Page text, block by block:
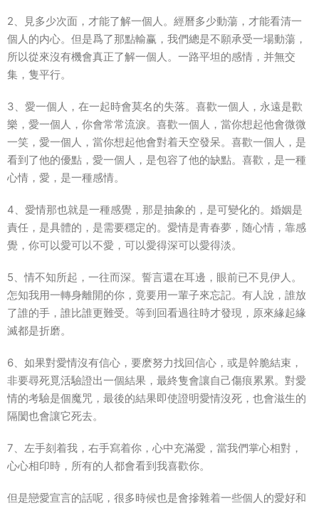
2、見多少次面，才能了解一個人。經曆多少動蕩，才能看清一
個人的内心。但是爲了那點輸赢，我們總是不願承受一場動蕩，
所以從來沒有機會真正了解一個人。一路平坦的感情，并無交
集，隻平行。
3、愛一個人，在一起時會莫名的失落。喜歡一個人，永遠是歡
樂，愛一個人，你會常常流淚。喜歡一個人，當你想起他會微微
一笑，愛一個人，當你想起他會對着天空發呆。喜歡一個人，是
看到了他的優點，愛一個人，是包容了他的缺點。喜歡，是一種
心情，愛，是一種感情。
4、愛情那也就是一種感覺，那是抽象的，是可變化的。婚姻是
責任，是具體的，是需要穩定的。愛情是青春夢，随心情，靠感
覺，你可以愛可以不愛，可以愛得深可以愛得淡。
5、情不知所起，一往而深。誓言還在耳邊，眼前已不見伊人。
怎知我用一轉身離開的你，竟要用一輩子來忘記。有人說，誰放
了誰的手，誰比誰更難受。等到回看過往時才發現，原來緣起緣
滅都是折磨。
6、如果對愛情沒有信心，要麽努力找回信心，或是幹脆結束，
非要尋死覓活驗證出一個結果，最終隻會讓自己傷痕累累。對愛
情的考驗是個魔咒，最後的結果即使證明愛情沒死，也會滋生的
隔閡也會讓它死去。
7、左手刻着我，右手寫着你，心中充滿愛，當我們掌心相對，
心心相印時，所有的人都會看到我喜歡你。
但是戀愛宣言的話呢，很多時候也是會摻雜着一些個人的愛好和